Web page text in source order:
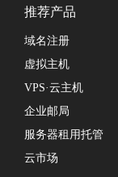
推荐产品
域名注册
虚拟主机
VPS·云主机
企业邮局
服务器租用托管
云市场